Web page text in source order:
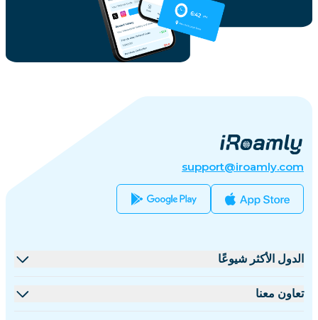
support@iroamly.com
الدول الأكثر شيوعًا
الولايات المتحدة
تعاون معنا